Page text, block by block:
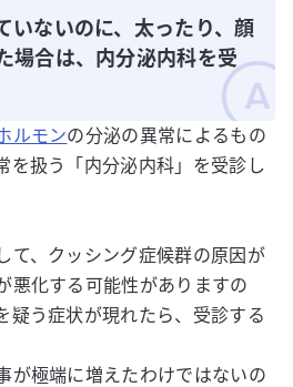
いないのに、太ったり、顔
場合は、内分泌内科を受
ルモンの分泌の異常によるもの
を扱う「内分泌内科」を受診し
て、クッシング症候群の原因が
悪化する可能性がありますの
疑う症状が現れたら、受診する
が極端に増えたわけではないの